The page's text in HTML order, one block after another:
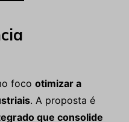
foco otimizar a
. A proposta é
que consolide